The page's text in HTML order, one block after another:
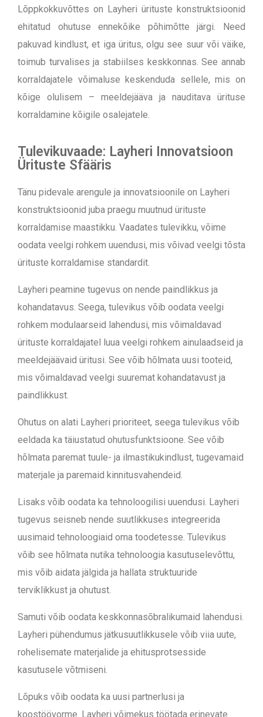
Lõppkokkuvõttes on Layheri ürituste konstruktsioonid
ehitatud ohutuse ennekõike põhimõtte järgi. Need
pakuvad kindlust, et iga üritus, olgu see suur või väike,
toimub turvalises ja stabiilses keskkonnas. See annab
korraldajatele võimaluse keskenduda sellele, mis on
kõige olulisem – meeldejääva ja nauditava ürituse
korraldamine kõigile osalejatele.
Tulevikuvaade: Layheri Innovatsioon
Ürituste Sfääris
Tänu pidevale arengule ja innovatsioonile on Layheri
konstruktsioonid juba praegu muutnud ürituste
korraldamise maastikku. Vaadates tulevikku, võime
oodata veelgi rohkem uuendusi, mis võivad veelgi tõsta
ürituste korraldamise standardit.
Layheri peamine tugevus on nende paindlikkus ja
kohandatavus. Seega, tulevikus võib oodata veelgi
rohkem modulaarseid lahendusi, mis võimaldavad
ürituste korraldajatel luua veelgi rohkem ainulaadseid ja
meeldejäävaid üritusi. See võib hõlmata uusi tooteid,
mis võimaldavad veelgi suuremat kohandatavust ja
paindlikkust.
Ohutus on alati Layheri prioriteet, seega tulevikus võib
eeldada ka täiustatud ohutusfunktsioone. See võib
hõlmata paremat tuule- ja ilmastikukindlust, tugevamaid
materjale ja paremaid kinnitusvahendeid.
Lisaks võib oodata ka tehnoloogilisi uuendusi. Layheri
tugevus seisneb nende suutlikkuses integreerida
uusimaid tehnoloogiaid oma toodetesse. Tulevikus
võib see hõlmata nutika tehnoloogia kasutuselevõttu,
mis võib aidata jälgida ja hallata struktuuride
terviklikkust ja ohutust.
Samuti võib oodata keskkonnasõbralikumaid lahendusi.
Layheri pühendumus jätkusuutlikkusele võib viia uute,
rohelisemate materjalide ja ehitusprotsesside
kasutusele võtmiseni.
Lõpuks võib oodata ka uusi partnerlusi ja
koostöövorme. Layheri võimekus töötada erinevate